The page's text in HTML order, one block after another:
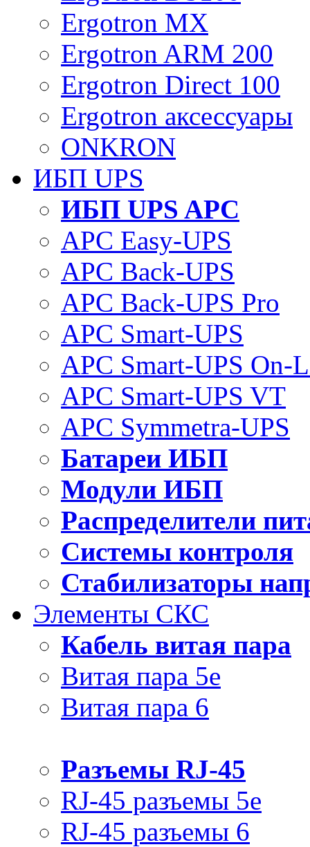
Ergotron MX
Ergotron ARM 200
Ergotron Direct 100
Ergotron аксессуары
ONKRON
ИБП UPS
ИБП UPS APC
APC Easy-UPS
APC Back-UPS
APC Back-UPS Pro
APC Smart-UPS
APC Smart-UPS On-
APC Smart-UPS VT
APC Symmetra-UPS
Батареи ИБП
Модули ИБП
Распределители
Системы контроля
Стабилизаторы
Элементы СКС
Кабель витая пара
Витая пара 5e
Витая пара 6
Разъемы RJ-45
RJ-45 разъемы 5e
RJ-45 разъемы 6